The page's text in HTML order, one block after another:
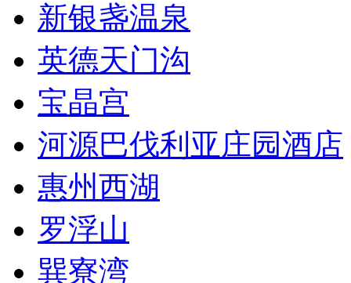
新银盏温泉
英德天门沟
宝晶宫
河源巴伐利亚庄园酒店
惠州西湖
罗浮山
巽寮湾